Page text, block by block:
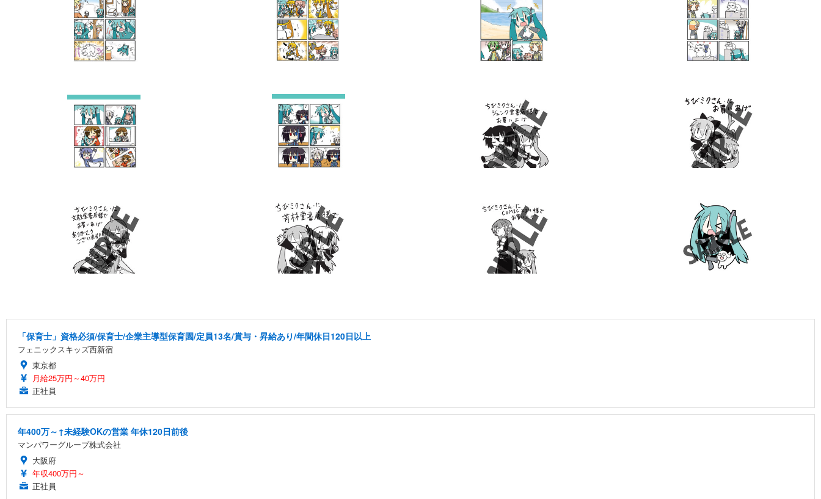
「保育士」資格必須/保育士/企業主導型保育園/定員13名/賞与・昇給あり/年間休日120日以上
フェニックスキッズ西新宿
東京都
月給25万円～40万円
正社員
年400万～↑未経験OKの営業 年休120日前後
マンパワーグループ株式会社
大阪府
年収400万円～
正社員